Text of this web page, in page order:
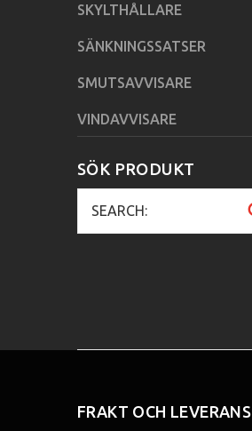
SKYLTHÅLLARE
SÄNKNINGSSATSER
SMUTSAVVISARE
VINDAVVISARE
SÖK PRODUKT
FRAKT OCH LEVERANS